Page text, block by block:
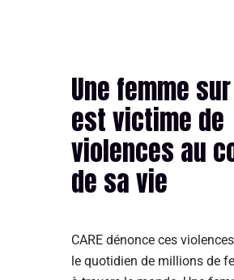
Une femme
est victime de
violences au
de sa vie
CARE dénonce ces
le quotidien de millions de